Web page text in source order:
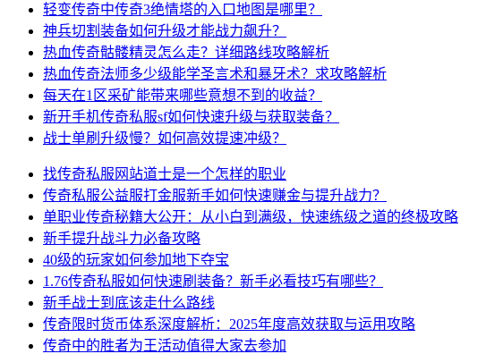
轻变传奇中传奇3绝情塔的入口地图是哪里？
神兵切割装备如何升级才能战力飙升？
热血传奇骷髅精灵怎么走？详细路线攻略解析
热血传奇法师多少级能学圣言术和暴牙术？求攻略解析
每天在1区采矿能带来哪些意想不到的收益？
新开手机传奇私服sf如何快速升级与获取装备？
战士单刷升级慢？如何高效提速冲级？
找传奇私服网站道士是一个怎样的职业
传奇私服公益服打金服新手如何快速赚金与提升战力？
单职业传奇秘籍大公开：从小白到满级，快速练级之道的终极攻略
新手提升战斗力必备攻略
40级的玩家如何参加地下夺宝
1.76传奇私服如何快速刷装备？新手必看技巧有哪些？
新手战士到底该走什么路线
传奇限时货币体系深度解析：2025年度高效获取与运用攻略
传奇中的胜者为王活动值得大家去参加